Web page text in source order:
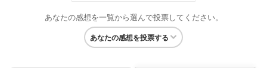
あなたの感想を一覧から選んで投票してください。
あなたの感想を投票する